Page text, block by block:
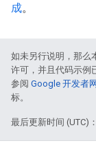
成。
如未另行说明，那么
许可，并且代码示例
参阅 Google 开发者
标。
最后更新时间 (UTC)